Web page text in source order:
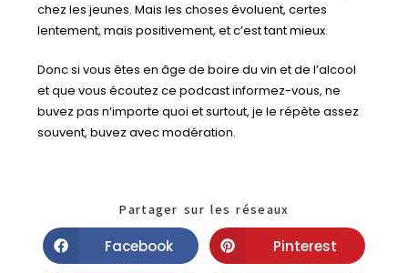
chez les jeunes. Mais les choses évoluent, certes
lentement, mais positivement, et c’est tant mieux.
Donc si vous êtes en âge de boire du vin et de l’alcool
et que vous écoutez ce podcast informez-vous, ne
buvez pas n’importe quoi et surtout, je le répète assez
souvent, buvez avec modération.
Partager sur les réseaux
Facebook Pinterest